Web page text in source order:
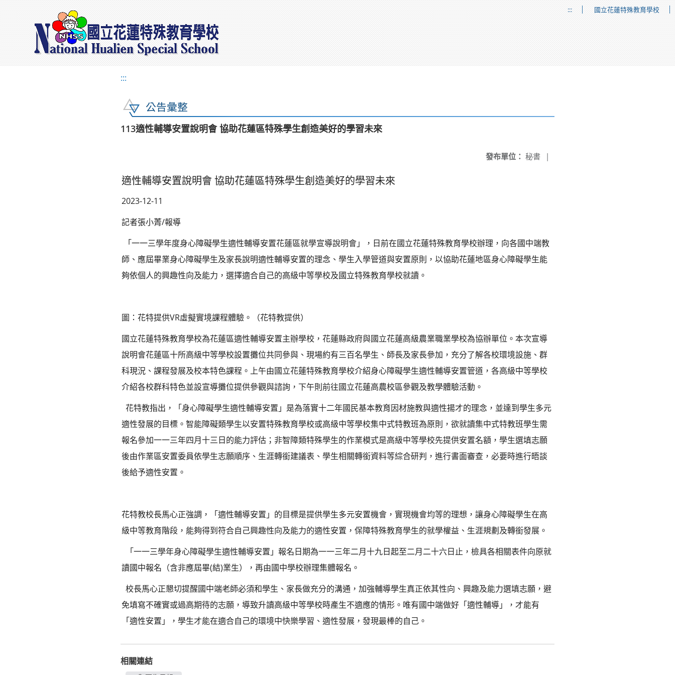
::: 國立花蓮特殊教育學校
:::
公告彙整
113適性輔導安置說明會 協助花蓮區特殊學生創造美好的學習未來
發布單位： 秘書 |
適性輔導安置說明會 協助花蓮區特殊學生創造美好的學習未來
2023-12-11
記者張小菁/報導
「一一三學年度身心障礙學生適性輔導安置花蓮區就學宣導說明會」，日前在國立花蓮特殊教育學校辦理，向各國中端教
師、應屆畢業身心障礙學生及家長說明適性輔導安置的理念、學生入學管道與安置原則，以協助花蓮地區身心障礙學生能
夠依個人的興趣性向及能力，選擇適合自己的高級中等學校及國立特殊教育學校就讀。
圖：花特提供VR虛擬實境課程體驗。（花特教提供）
國立花蓮特殊教育學校為花蓮區適性輔導安置主辦學校，花蓮縣政府與國立花蓮高級農業職業學校為協辦單位。本次宣導
說明會花蓮區十所高級中等學校設置攤位共同參與、現場約有三百名學生、師長及家長參加，充分了解各校環境設施、群
科現況、課程發展及校本特色課程。上午由國立花蓮特殊教育學校介紹身心障礙學生適性輔導安置管道，各高級中等學校
介紹各校群科特色並設宣導攤位提供參觀與諮詢，下午則前往國立花蓮高農校區參觀及教學體驗活動。
花特教指出，「身心障礙學生適性輔導安置」是為落實十二年國民基本教育因材施教與適性揚才的理念，並達到學生多元
適性發展的目標。智能障礙類學生以安置特殊教育學校或高級中等學校集中式特教班為原則，欲就讀集中式特教班學生需
報名參加一一三年四月十三日的能力評估；非智障類特殊學生的作業模式是高級中等學校先提供安置名額，學生選填志願
後由作業區安置委員依學生志願順序、生涯轉銜建議表、學生相關轉銜資料等綜合研判，進行書面審查，必要時進行晤談
後給予適性安置。
花特教校長馬心正強調，「適性輔導安置」的目標是提供學生多元安置機會，實現機會均等的理想，讓身心障礙學生在高
級中等教育階段，能夠得到符合自己興趣性向及能力的適性安置，保障特殊教育學生的就學權益、生涯規劃及轉銜發展。
「一一三學年身心障礙學生適性輔導安置」報名日期為一一三年二月十九日起至二月二十六日止，檢具各相關表件向原就
讀國中報名（含非應屆畢(結)業生），再由國中學校辦理集體報名。
校長馬心正懇切提醒國中端老師必須和學生、家長做充分的溝通，加強輔導學生真正依其性向、興趣及能力選填志願，避
免填寫不確實或過高期待的志願，導致升讀高級中等學校時產生不適應的情形。唯有國中端做好「適性輔導」，才能有
「適性安置」，學生才能在適合自己的環境中快樂學習、適性發展，發現最棒的自己。
相關連結